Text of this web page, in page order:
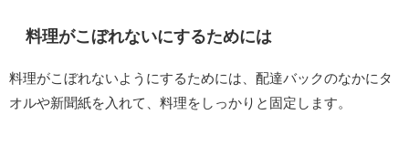
料理がこぼれないにするためには
料理がこぼれないようにするためには、配達バックのなかにタ
オルや新聞紙を入れて、料理をしっかりと固定します。